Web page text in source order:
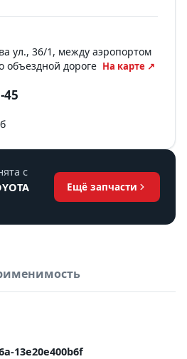
ул., 36/1, между аэропортом
объездной дороге На карте ↗
45
с
Ещё запчасти
13e20e400b6f